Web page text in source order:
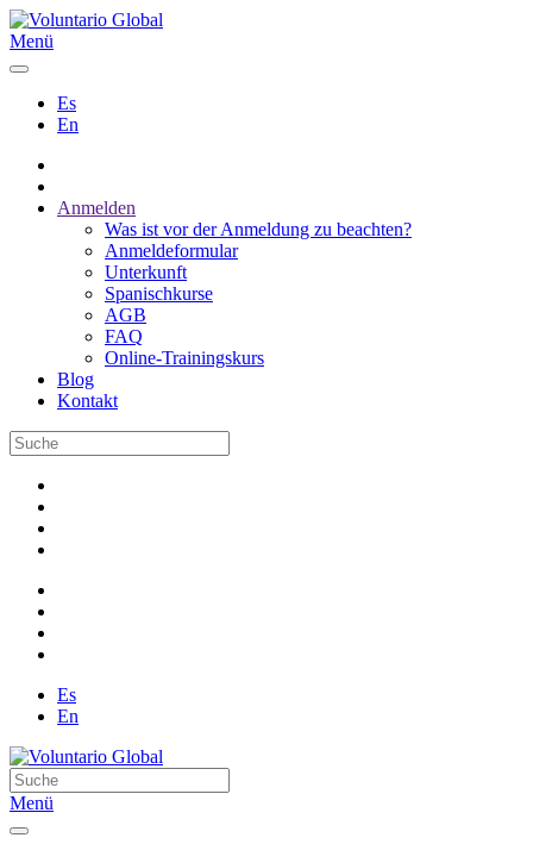
Menü
Es
En
Anmelden
Was ist vor der Anmeldung zu beachten?
Anmeldeformular
Unterkunft
Spanischkurse
AGB
FAQ
Online-Trainingskurs
Blog
Kontakt
Es
En
Menü